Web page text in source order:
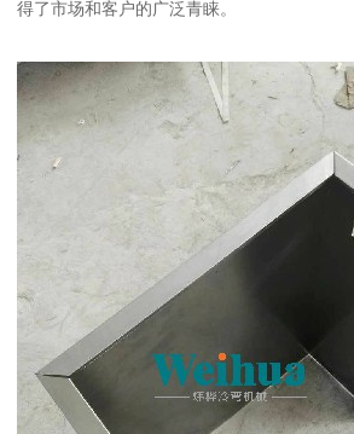
得了市场和客户的广泛青睐。